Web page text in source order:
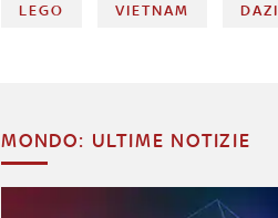
LEGO VIETNAM DAZI
MONDO: ULTIME NOTIZIE